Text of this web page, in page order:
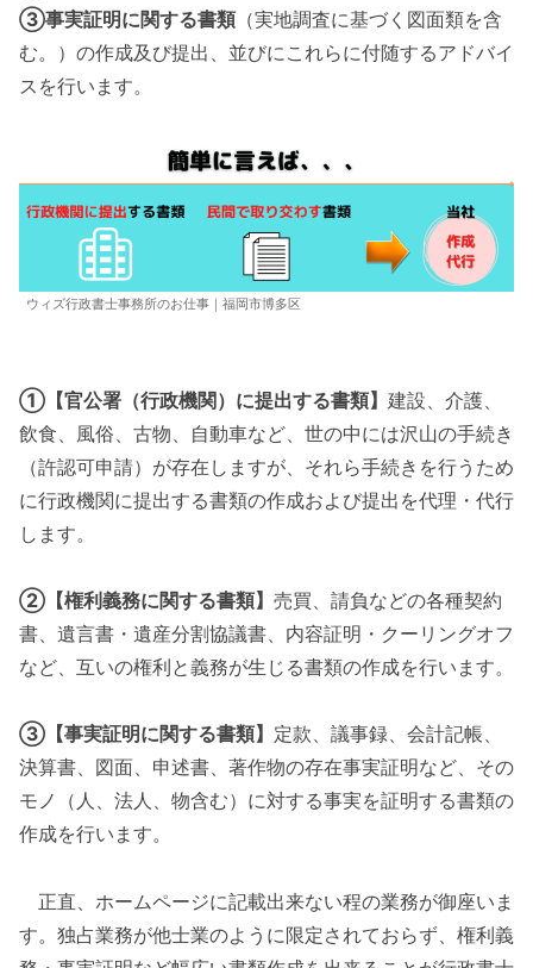
③事実証明に関する書類 （実地調査に基づく図面類を含
む。）の作成及び提出、並びにこれらに付随するアドバイ
スを行います。
ウィズ行政書士事務所のお仕事｜福岡市博多区
①【官公署（行政機関）に提出する書類】 建設、介護、
飲食、風俗、古物、自動車など、世の中には沢山の手続き
（許認可申請）が存在しますが、それら手続きを行うため
に行政機関に提出する書類の作成および提出を代理・代行
します。
②【権利義務に関する書類】 売買、請負などの各種契約
書、遺言書・遺産分割協議書、内容証明・クーリングオフ
など、互いの権利と義務が生じる書類の作成を行います。
③【事実証明に関する書類】 定款、議事録、会計記帳、
決算書、図面、申述書、著作物の存在事実証明など、その
モノ（人、法人、物含む）に対する事実を証明する書類の
作成を行います。
正直、ホームページに記載出来ない程の業務が御座いま
す。独占業務が他士業のように限定されておらず、権利義